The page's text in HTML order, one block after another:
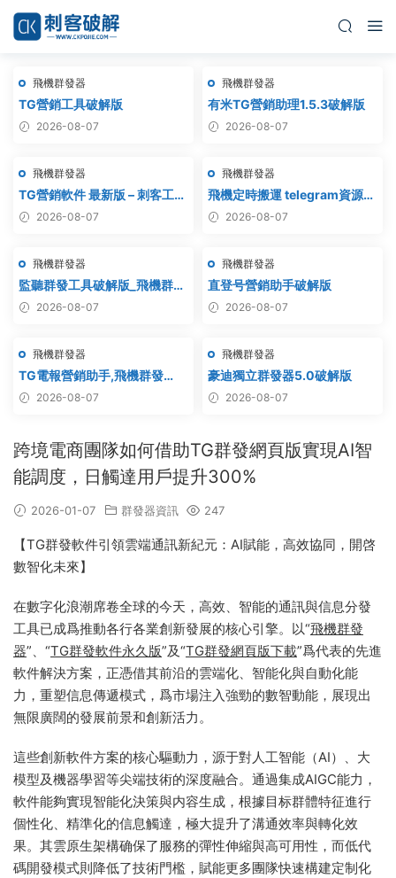
飛機群發器
TG營銷工具破解版
2026-08-07
飛機群發器
有米TG營銷助理1.5.3破解版
2026-08-07
飛機群發器
TG營銷軟件 最新版 – 刺客工作
室破解版
2026-08-07
飛機群發器
飛機定時搬運 telegram資源搬
運 TG頻道搬運 電報頻道克隆
2026-08-07
飛機群發器
監聽群發工具破解版_飛機群
發,協議軟件,群發助手,群發工
2026-08-07
飛機群發器
直登号營銷助手破解版
2026-08-07
飛機群發器
TG電報營銷助手,飛機群發
器,TG群發器,群發器破解版,群
協議軟件
2026-08-07
飛機群發器
豪迪獨立群發器5.0破解版
2026-08-07
跨境電商團隊如何借助TG群發網頁版實現AI智
能調度，日觸達用戶提升300%
2026-01-07 群發器資訊 247
【TG群發軟件引領雲端通訊新紀元：AI賦能，高效協同，開啓
數智化未來】
在數字化浪潮席卷全球的今天，高效、智能的通訊與信息分發
工具已成爲推動各行各業創新發展的核心引擎。以“飛機群發
器”、“TG群發軟件永久版”及“TG群發網頁版下載”爲代表的先進
軟件解決方案，正憑借其前沿的雲端化、智能化與自動化能
力，重塑信息傳遞模式，爲市場注入強勁的數智動能，展現出
無限廣闊的發展前景和創新活力。
這些創新軟件方案的核心驅動力，源于對人工智能（AI）、大
模型及機器學習等尖端技術的深度融合。通過集成AIGC能力，
軟件能夠實現智能化決策與内容生成，根據目标群體特征進行
個性化、精準化的信息觸達，極大提升了溝通效率與轉化效
果。其雲原生架構确保了服務的彈性伸縮與高可用性，而低代
碼開發模式則降低了技術門檻，賦能更多團隊快速構建定制化